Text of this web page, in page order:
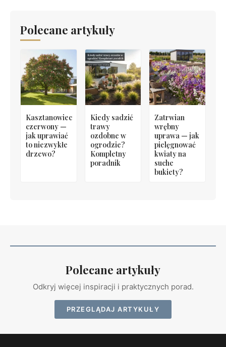
Polecane artykuły
Kasztanowiec
czerwony —
jak uprawiać
to niezwykłe
drzewo?
Kiedy sadzić
trawy
ozdobne w
ogrodzie?
Kompletny
poradnik
Zatrwian
wrębny
uprawa — jak
pielęgnować
kwiaty na
suche
bukiety?
Polecane artykuły
Odkryj więcej inspiracji i praktycznych porad.
PRZEGLĄDAJ ARTYKUŁY